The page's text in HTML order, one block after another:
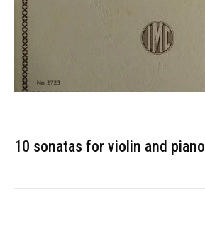
10 sonatas for violin and piano